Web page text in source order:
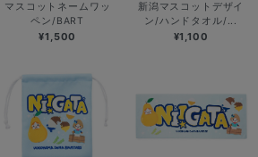
マスコットネームワッ
ペン/BART
¥1,500
新潟マスコットデザイ
ン/ハンドタオル/...
¥1,100